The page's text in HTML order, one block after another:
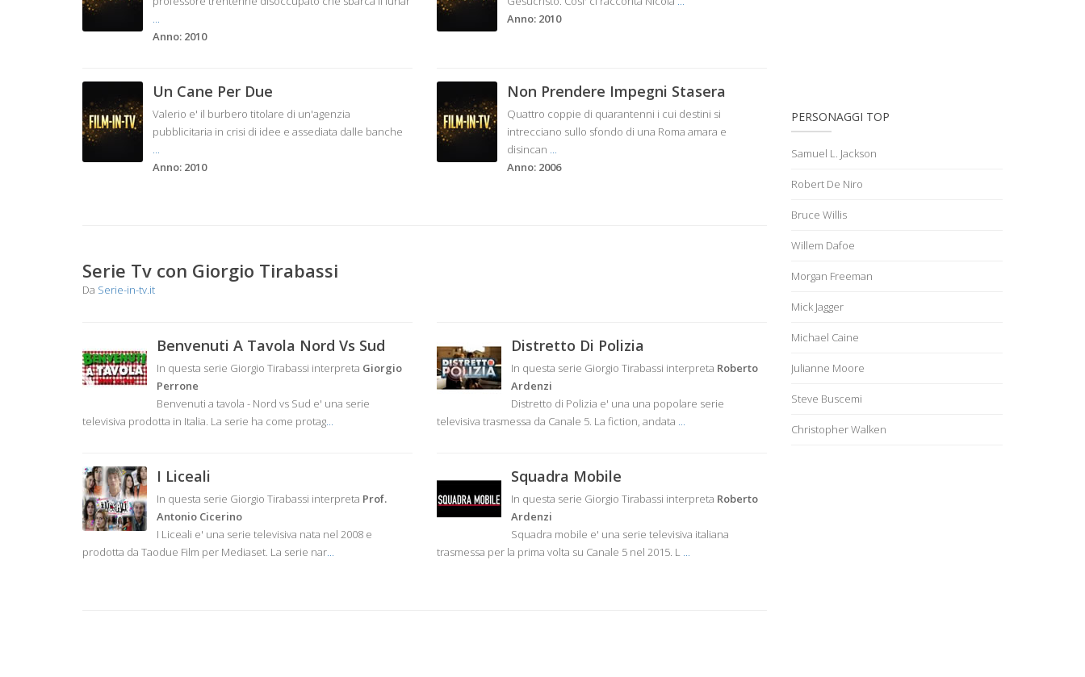
...
Anno: 2010
Anno: 2010
Un Cane Per Due
Valerio e' il burbero titolare di un'agenzia
pubblicitaria in crisi di idee e assediata dalle banche
...
Anno: 2010
Non Prendere Impegni Stasera
Quattro coppie di quarantenni i cui destini si
intrecciano sullo sfondo di una Roma amara e
disincan ...
Anno: 2006
Serie Tv con Giorgio Tirabassi
Da Serie-in-tv.it
Benvenuti A Tavola Nord Vs Sud
In questa serie Giorgio Tirabassi interpreta Giorgio
Perrone
Benvenuti a tavola - Nord vs Sud e' una serie
televisiva prodotta in Italia. La serie ha come protag...
Distretto Di Polizia
In questa serie Giorgio Tirabassi interpreta Roberto
Ardenzi
Distretto di Polizia e' una una popolare serie
televisiva trasmessa da Canale 5. La fiction, andata ...
I Liceali
In questa serie Giorgio Tirabassi interpreta Prof.
Antonio Cicerino
I Liceali e' una serie televisiva nata nel 2008 e
prodotta da Taodue Film per Mediaset. La serie nar...
Squadra Mobile
In questa serie Giorgio Tirabassi interpreta Roberto
Ardenzi
Squadra mobile e' una serie televisiva italiana
trasmessa per la prima volta su Canale 5 nel 2015. L ...
PERSONAGGI TOP
Samuel L. Jackson
Robert De Niro
Bruce Willis
Willem Dafoe
Morgan Freeman
Mick Jagger
Michael Caine
Julianne Moore
Steve Buscemi
Christopher Walken